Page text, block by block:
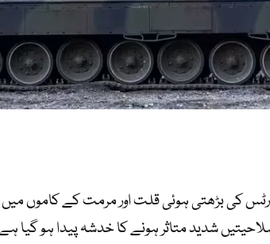
کی بڑھتی ہوئی قلت اور مرمت کے کاموں
شدید متاثر ہونے کا خدشہ پیدا ہو گیا